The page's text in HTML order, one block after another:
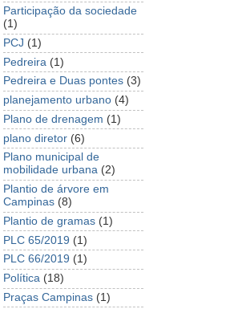
Participação da sociedade
(1)
PCJ (1)
Pedreira (1)
Pedreira e Duas pontes (3)
planejamento urbano (4)
Plano de drenagem (1)
plano diretor (6)
Plano municipal de
mobilidade urbana (2)
Plantio de árvore em
Campinas (8)
Plantio de gramas (1)
PLC 65/2019 (1)
PLC 66/2019 (1)
Política (18)
Praças Campinas (1)